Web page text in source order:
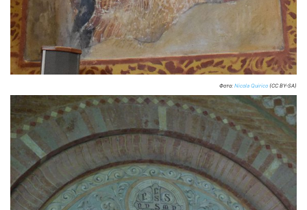
Фото: Nicola Quirico (CC BY-SA)